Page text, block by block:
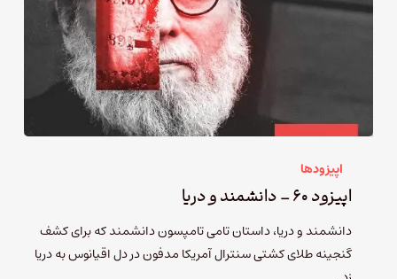
اپیزودها
اپیزود ۶۰ – دانشمند و دریا
دانشمند و دریا، داستان تامی تامپسون دانشمند که برای کشف
گنجینه طلای کشتی سنترال آمریکا مدفون در دل اقیانوس به دریا